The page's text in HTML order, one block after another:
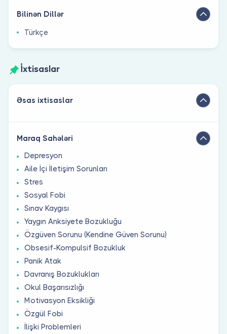
Bilinən Dillər
Türkçe
İxtisaslar
Əsas ixtisaslar
Maraq Sahələri
Depresyon
Aile İçi İletişim Sorunları
Stres
Sosyal Fobi
Sınav Kaygısı
Yaygın Anksiyete Bozukluğu
Özgüven Sorunu (Kendine Güven Sorunu)
Obsesif-Kompulsif Bozukluk
Panik Atak
Davranış Bozuklukları
Okul Başarısızlığı
Motivasyon Eksikliği
Özgül Fobi
İlişki Problemleri